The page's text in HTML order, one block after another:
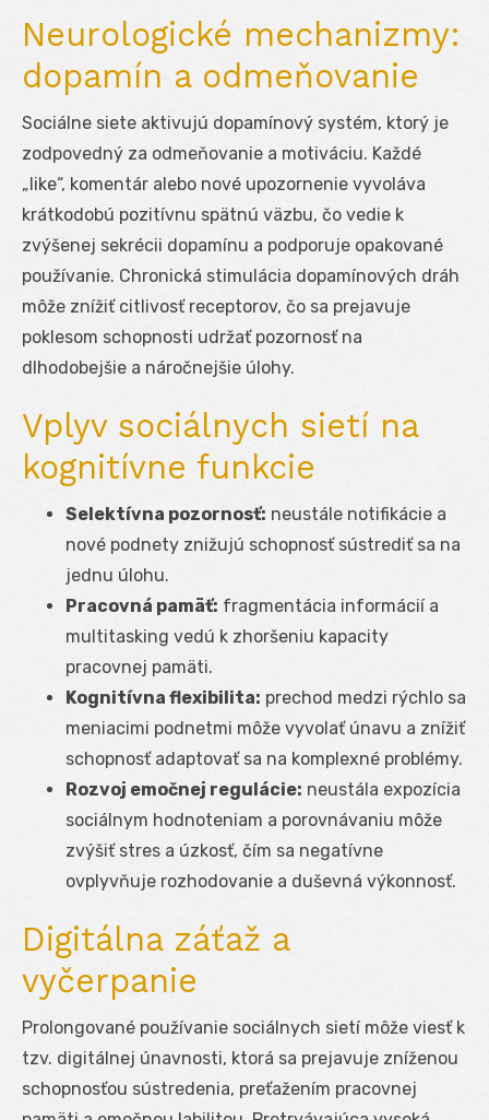
Neurologické mechanizmy:
dopamín a odmeňovanie
Sociálne siete aktivujú dopamínový systém, ktorý je
zodpovedný za odmeňovanie a motiváciu. Každé
„like“, komentár alebo nové upozornenie vyvoláva
krátkodobú pozitívnu spätnú väzbu, čo vedie k
zvýšenej sekrécii dopamínu a podporuje opakované
používanie. Chronická stimulácia dopamínových dráh
môže znížiť citlivosť receptorov, čo sa prejavuje
poklesom schopnosti udržať pozornosť na
dlhodobejšie a náročnejšie úlohy.
Vplyv sociálnych sietí na
kognitívne funkcie
Selektívna pozornosť: neustále notifikácie a
nové podnety znižujú schopnosť sústrediť sa na
jednu úlohu.
Pracovná pamäť: fragmentácia informácií a
multitasking vedú k zhoršeniu kapacity
pracovnej pamäti.
Kognitívna flexibilita: prechod medzi rýchlo sa
meniacimi podnetmi môže vyvolať únavu a znížiť
schopnosť adaptovať sa na komplexné problémy.
Rozvoj emočnej regulácie: neustála expozícia
sociálnym hodnoteniam a porovnávaniu môže
zvýšiť stres a úzkosť, čím sa negatívne
ovplyvňuje rozhodovanie a duševná výkonnosť.
Digitálna záťaž a
vyčerpanie
Prolongované používanie sociálnych sietí môže viesť k
tzv. digitálnej únavnosti, ktorá sa prejavuje zníženou
schopnosťou sústredenia, preťažením pracovnej